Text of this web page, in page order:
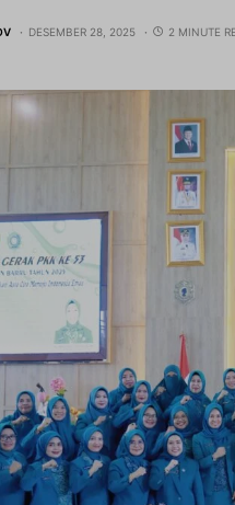
DESEMBER 28, 2025 2 MINUTE